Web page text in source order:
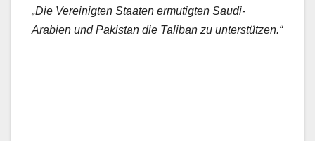
„Die Vereinigten Staaten ermutigten Saudi-
Arabien und Pakistan die Taliban zu unterstützen.“